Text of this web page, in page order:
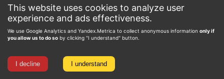
This website uses cookies to analyze user
experience and ads effectiveness.
We use Google Analytics and Yandex.Metrica to collect anonymous information only if
you allow us to do so by clicking "I understand" button.
I decline I understand